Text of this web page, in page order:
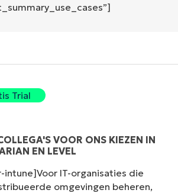
Trial
VOOR ONS KIEZEN IN
EN LEVEL
intune]Voor IT-organisaties die
omgevingen beheren,